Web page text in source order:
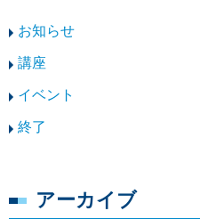
お知らせ
講座
イベント
終了
アーカイブ